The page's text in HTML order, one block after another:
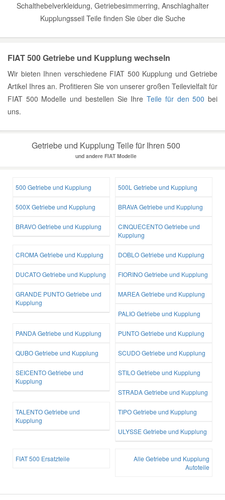
Schalthebelverkleidung, Getriebesimmerring, Anschlaghalter
Kupplungsseil Teile finden Sie über die Suche
FIAT 500 Getriebe und Kupplung wechseln
Wir bieten Ihnen verschiedene FIAT 500 Kupplung und Getriebe
Artikel Ihres an. Profitieren Sie von unserer großen Teilevielfalt für
FIAT 500 Modelle und bestellen Sie IhreTeile für den 500 bei
uns.
Getriebe und Kupplung Teile für Ihren 500
und andere FIAT Modelle
500 Getriebe und Kupplung 500L Getriebe und Kupplung
500X Getriebe und Kupplung BRAVA Getriebe und Kupplung
BRAVO Getriebe und Kupplung
CINQUECENTO Getriebe und
Kupplung
CROMA Getriebe und Kupplung DOBLO Getriebe und Kupplung
DUCATO Getriebe und Kupplung FIORINO Getriebe und Kupplung
GRANDE PUNTO Getriebe und
Kupplung
MAREA Getriebe und Kupplung
PALIO Getriebe und Kupplung
PANDA Getriebe und Kupplung PUNTO Getriebe und Kupplung
QUBO Getriebe und Kupplung SCUDO Getriebe und Kupplung
SEICENTO Getriebe und
Kupplung
STILO Getriebe und Kupplung
STRADA Getriebe und Kupplung
TALENTO Getriebe und
Kupplung
TIPO Getriebe und Kupplung
ULYSSE Getriebe und Kupplung
FIAT 500 Ersatzteile
Alle Getriebe und Kupplung
Autoteile